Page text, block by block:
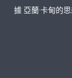
據 亞蘭·卡甸的